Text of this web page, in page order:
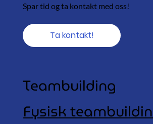
Spar tid og ta kontakt med oss!
Ta kontakt!
Teambuilding
Fysisk